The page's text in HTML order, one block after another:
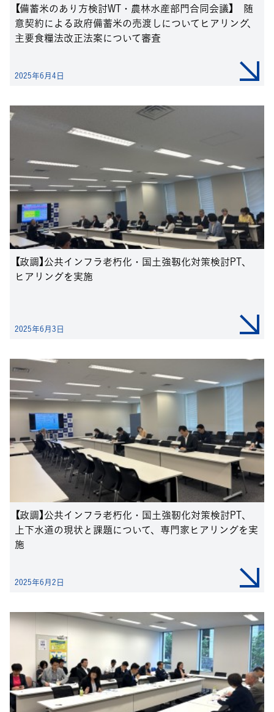
【備蓄米のあり方検討WT・農林水産部門合同会議】 随
意契約による政府備蓄米の売渡しについてヒアリング、
主要食糧法改正法案について審査
2025年6月4日
【政調】公共インフラ老朽化・国土強靱化対策検討PT、
ヒアリングを実施
2025年6月3日
【政調】公共インフラ老朽化・国土強靭化対策検討PT、
上下水道の現状と課題について、専門家ヒアリングを実
施
2025年6月2日